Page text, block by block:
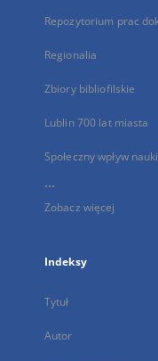
Repozytorium prac
Regionalia
Zbiory bibliofilskie
Lublin 700 lat miasta
Społeczny wpływ nauki
...
Zobacz więcej
Indeksy
Tytuł
Autor